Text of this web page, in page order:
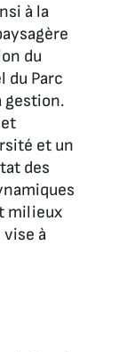
à la
du
du Parc
gestion.
et un
des
milieux
à